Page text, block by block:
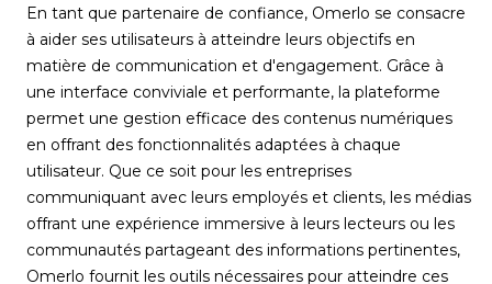
En tant que partenaire de confiance, Omerlo se consacre
à aider ses utilisateurs à atteindre leurs objectifs en
matière de communication et d'engagement. Grâce à
une interface conviviale et performante, la plateforme
permet une gestion efficace des contenus numériques
en offrant des fonctionnalités adaptées à chaque
utilisateur. Que ce soit pour les entreprises
communiquant avec leurs employés et clients, les médias
offrant une expérience immersive à leurs lecteurs ou les
communautés partageant des informations pertinentes,
Omerlo fournit les outils nécessaires pour atteindre ces